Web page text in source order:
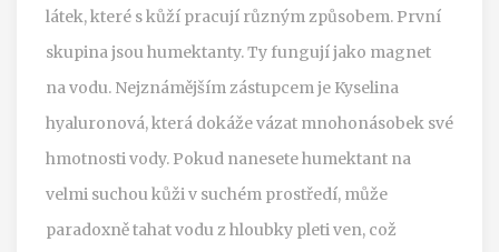
látek, které s kůží pracují různým způsobem. První
skupina jsou humektanty. Ty fungují jako magnet
na vodu. Nejznámějším zástupcem je Kyselina
hyaluronová, která dokáže vázat mnohonásobek své
hmotnosti vody. Pokud nanesete humektant na
velmi suchou kůži v suchém prostředí, může
paradoxně tahat vodu z hloubky pleti ven, což